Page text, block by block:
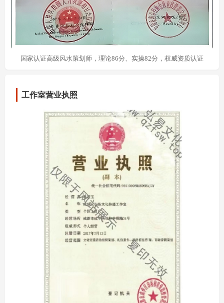
国家认证高级风水策划师，理论86分、实操82分，权威资质认证
工作室营业执照